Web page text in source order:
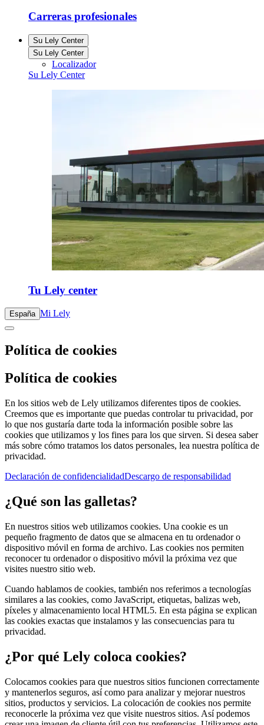
Carreras profesionales
Su Lely Center
Su Lely Center
Localizador
Su Lely Center
Tu Lely center
España Mi Lely
Política de cookies
Política de cookies
En los sitios web de Lely utilizamos diferentes tipos de cookies.
Creemos que es importante que puedas controlar tu privacidad, por
lo que nos gustaría darte toda la información posible sobre las
cookies que utilizamos y los fines para los que sirven. Si desea saber
más sobre cómo tratamos los datos personales, lea nuestra política de
privacidad.
Declaración de confidencialidadDescargo de responsabilidad
¿Qué son las galletas?
En nuestros sitios web utilizamos cookies. Una cookie es un
pequeño fragmento de datos que se almacena en tu ordenador o
dispositivo móvil en forma de archivo. Las cookies nos permiten
reconocer tu ordenador o dispositivo móvil la próxima vez que
visites nuestro sitio web.
Cuando hablamos de cookies, también nos referimos a tecnologías
similares a las cookies, como JavaScript, etiquetas, balizas web,
píxeles y almacenamiento local HTML5. En esta página se explican
las cookies exactas que instalamos y las consecuencias para tu
privacidad.
¿Por qué Lely coloca cookies?
Colocamos cookies para que nuestros sitios funcionen correctamente
y mantenerlos seguros, así como para analizar y mejorar nuestros
sitios, productos y servicios. La colocación de cookies nos permite
reconocerle la próxima vez que visite nuestros sitios. Así podemos